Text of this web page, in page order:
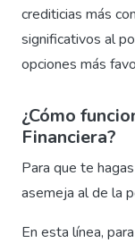
crediticias más
significativos al
opciones más
¿Cómo
Financiera?
Para que te
asemeja al de la
En esta línea,